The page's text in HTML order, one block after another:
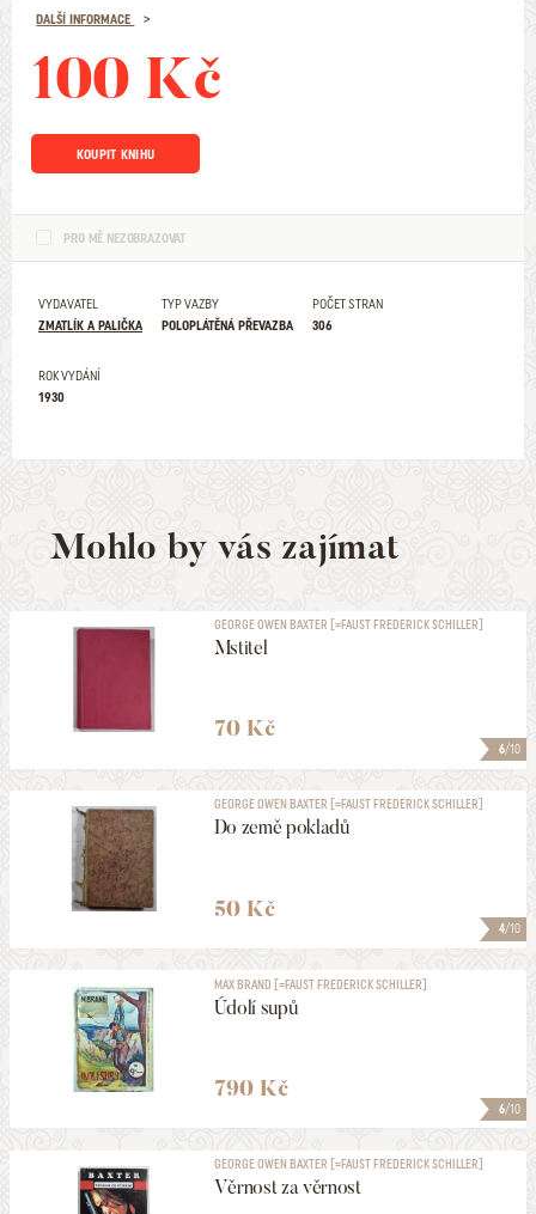
DALŠÍ INFORMACE
100 Kč
KOUPIT KNIHU
PRO MĚ NEZOBRAZOVAT
VYDAVATEL
ZMATLÍK A PALIČKA
TYP VAZBY
POLOPLÁTĚNÁ PŘEVAZBA
POČET STRAN
306
ROK VYDÁNÍ
1930
Mohlo by vás zajímat
6/10
GEORGE OWEN BAXTER [=FAUST FREDERICK SCHILLER]
Mstitel
70 Kč
4/10
GEORGE OWEN BAXTER [=FAUST FREDERICK SCHILLER]
Do země pokladů
50 Kč
6/10
MAX BRAND [=FAUST FREDERICK SCHILLER]
Údolí supů
790 Kč
GEORGE OWEN BAXTER [=FAUST FREDERICK SCHILLER]
Věrnost za věrnost